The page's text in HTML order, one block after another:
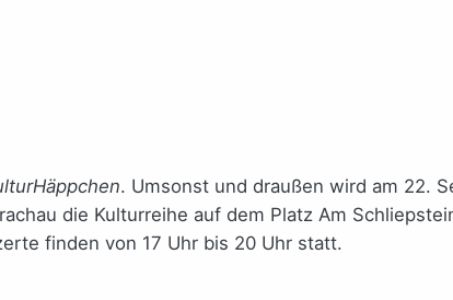
. Umsonst und draußen wird am 22.
die Kulturreihe auf dem Platz Am
finden von 17 Uhr bis 20 Uhr statt.